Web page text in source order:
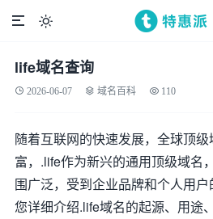

life域名查询
2026-06-07 域名百科 110
随着互联网的快速发展，全球顶
富，.life作为新兴的通用顶级域名
围广泛，受到企业品牌和个人用
您详细介绍.life域名的起源、用途